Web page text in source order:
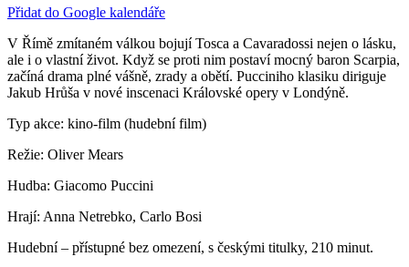
Přidat do Google kalendáře
V Římě zmítaném válkou bojují Tosca a Cavaradossi nejen o lásku,
ale i o vlastní život. Když se proti nim postaví mocný baron Scarpia,
začíná drama plné vášně, zrady a obětí. Pucciniho klasiku diriguje
Jakub Hrůša v nové inscenaci Královské opery v Londýně.
Typ akce: kino-film (hudební film)
Režie: Oliver Mears
Hudba: Giacomo Puccini
Hrají: Anna Netrebko, Carlo Bosi
Hudební – přístupné bez omezení, s českými titulky, 210 minut.